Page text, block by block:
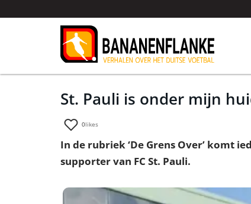
St. Pauli is onder mijn
0likes
In de rubriek ‘De Grens Over’ komt
supporter van FC St. Pauli.